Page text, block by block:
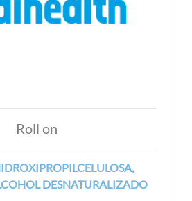
Roll on
DESNATURALIZADO